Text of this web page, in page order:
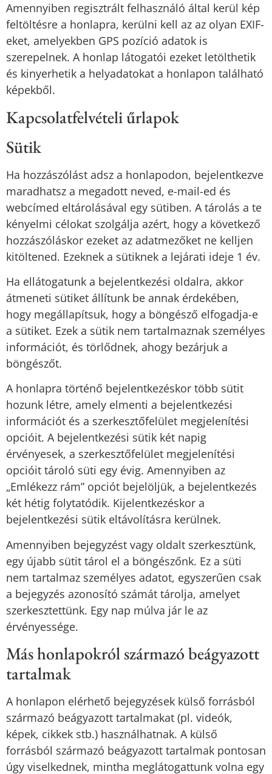
Amennyiben regisztrált felhasználó által kerül kép
feltöltésre a honlapra, kerülni kell az az olyan EXIF-
eket, amelyekben GPS pozíció adatok is
szerepelnek. A honlap látogatói ezeket letölthetik
és kinyerhetik a helyadatokat a honlapon található
képekből.
Kapcsolatfelvételi űrlapok
Sütik
Ha hozzászólást adsz a honlapodon, bejelentkezve
maradhatsz a megadott neved, e-mail-ed és
webcímed eltárolásával egy sütiben. A tárolás a te
kényelmi célokat szolgálja azért, hogy a következő
hozzászóláskor ezeket az adatmezőket ne kelljen
kitöltened. Ezeknek a sütiknek a lejárati ideje 1 év.
Ha ellátogatunk a bejelentkezési oldalra, akkor
átmeneti sütiket állítunk be annak érdekében,
hogy megállapítsuk, hogy a böngésző elfogadja-e
a sütiket. Ezek a sütik nem tartalmaznak személyes
információt, és törlődnek, ahogy bezárjuk a
böngészőt.
A honlapra történő bejelentkezéskor több sütit
hozunk létre, amely elmenti a bejelentkezési
információt és a szerkesztőfelület megjelenítési
opcióit. A bejelentkezési sütik két napig
érvényesek, a szerkesztőfelület megjelenítési
opcióit tároló süti egy évig. Amennyiben az
„Emlékezz rám” opciót bejelöljük, a bejelentkezés
két hétig folytatódik. Kijelentkezéskor a
bejelentkezési sütik eltávolításra kerülnek.
Amennyiben bejegyzést vagy oldalt szerkesztünk,
egy újabb sütit tárol el a böngészőnk. Ez a süti
nem tartalmaz személyes adatot, egyszerűen csak
a bejegyzés azonosító számát tárolja, amelyet
szerkesztettünk. Egy nap múlva jár le az
érvényessége.
Más honlapokról származó beágyazott
tartalmak
A honlapon elérhető bejegyzések külső forrásból
származó beágyazott tartalmakat (pl. videók,
képek, cikkek stb.) használhatnak. A külső
forrásból származó beágyazott tartalmak pontosan
úgy viselkednek, mintha meglátogattunk volna egy